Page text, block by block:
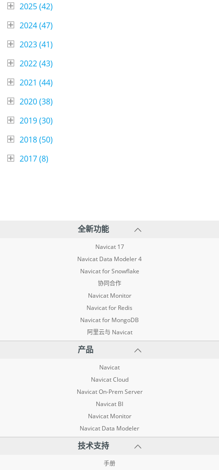
2025 (42)
2024 (47)
2023 (41)
2022 (43)
2021 (44)
2020 (38)
2019 (30)
2018 (50)
2017 (8)
全新功能
Navicat 17
Navicat Data Modeler 4
Navicat for Snowflake
协同合作
Navicat Monitor
Navicat for Redis
Navicat for MongoDB
阿里云与 Navicat
产品
Navicat
Navicat Cloud
Navicat On-Prem Server
Navicat BI
Navicat Monitor
Navicat Data Modeler
技术支持
手册